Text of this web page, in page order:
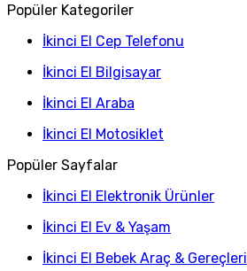
Popüler Kategoriler
İkinci El Cep Telefonu
İkinci El Bilgisayar
İkinci El Araba
İkinci El Motosiklet
Popüler Sayfalar
İkinci El Elektronik Ürünler
İkinci El Ev & Yaşam
İkinci El Bebek Araç & Gereçleri